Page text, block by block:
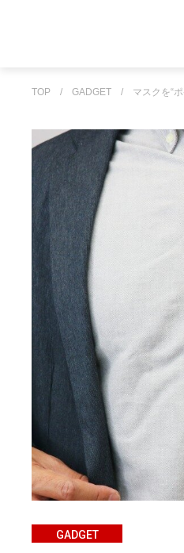
TOP / GADGET / マスクを“
GADGET